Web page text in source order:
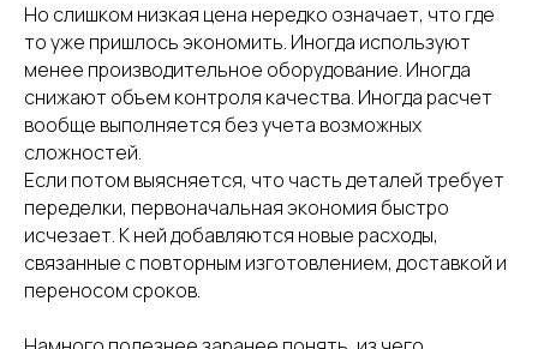
Но слишком низкая цена нередко означает, что где
то уже пришлось экономить. Иногда используют
менее производительное оборудование. Иногда
снижают объем контроля качества. Иногда расчет
вообще выполняется без учета возможных
сложностей.
Если потом выясняется, что часть деталей требует
переделки, первоначальная экономия быстро
исчезает. К ней добавляются новые расходы,
связанные с повторным изготовлением, доставкой и
переносом сроков.